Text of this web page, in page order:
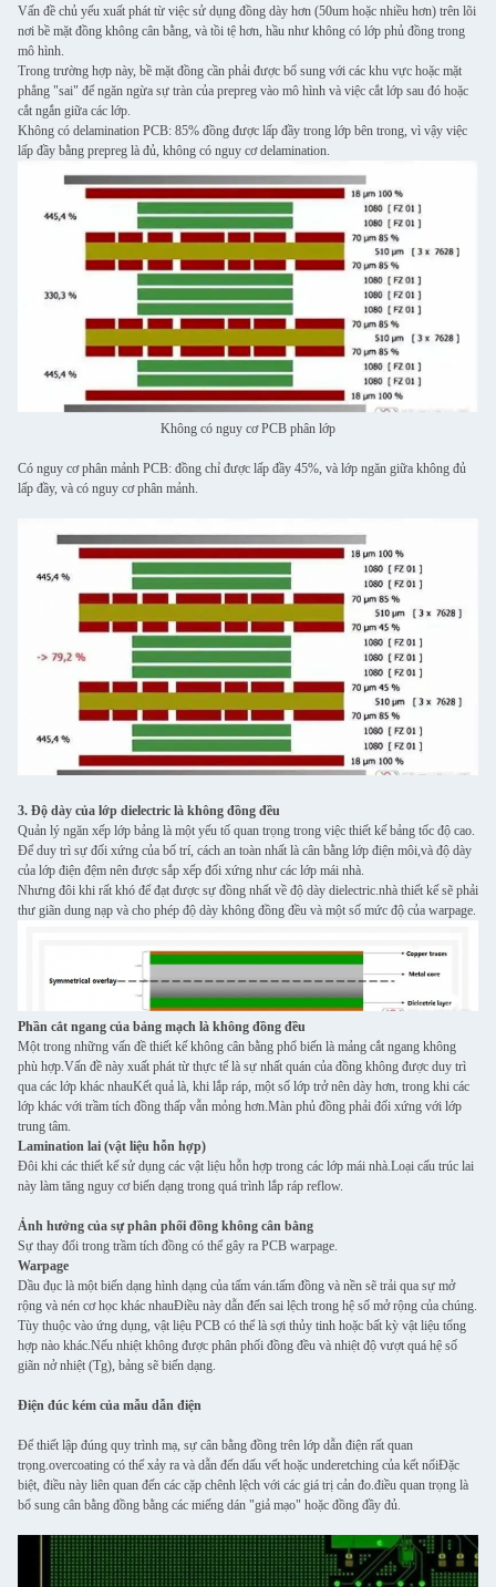
Vấn đề chủ yếu xuất phát từ việc sử dụng đồng dày hơn (50um hoặc nhiều hơn) trên lõi
nơi bề mặt đồng không cân bằng, và tồi tệ hơn, hầu như không có lớp phủ đồng trong
mô hình.
Trong trường hợp này, bề mặt đồng cần phải được bổ sung với các khu vực hoặc mặt
phẳng "sai" để ngăn ngừa sự tràn của prepreg vào mô hình và việc cắt lớp sau đó hoặc
cắt ngắn giữa các lớp.
Không có delamination PCB: 85% đồng được lấp đầy trong lớp bên trong, vì vậy việc
lấp đầy bằng prepreg là đủ, không có nguy cơ delamination.
Không có nguy cơ PCB phân lớp
Có nguy cơ phân mảnh PCB: đồng chỉ được lấp đầy 45%, và lớp ngăn giữa không đủ
lấp đầy, và có nguy cơ phân mảnh.
3. Độ dày của lớp dielectric là không đồng đều
Quản lý ngăn xếp lớp bảng là một yếu tố quan trọng trong việc thiết kế bảng tốc độ cao.
Để duy trì sự đối xứng của bố trí, cách an toàn nhất là cân bằng lớp điện môi,và độ dày
của lớp điện đệm nên được sắp xếp đối xứng như các lớp mái nhà.
Nhưng đôi khi rất khó để đạt được sự đồng nhất về độ dày dielectric.nhà thiết kế sẽ phải
thư giãn dung nạp và cho phép độ dày không đồng đều và một số mức độ của warpage.
Phần cắt ngang của bảng mạch là không đồng đều
Một trong những vấn đề thiết kế không cân bằng phổ biến là mảng cắt ngang không
phù hợp.Vấn đề này xuất phát từ thực tế là sự nhất quán của đồng không được duy trì
qua các lớp khác nhauKết quả là, khi lắp ráp, một số lớp trở nên dày hơn, trong khi các
lớp khác với trầm tích đồng thấp vẫn mỏng hơn.Màn phủ đồng phải đối xứng với lớp
trung tâm.
Lamination lai (vật liệu hỗn hợp)
Đôi khi các thiết kế sử dụng các vật liệu hỗn hợp trong các lớp mái nhà.Loại cấu trúc lai
này làm tăng nguy cơ biến dạng trong quá trình lắp ráp reflow.
Ảnh hưởng của sự phân phối đồng không cân bằng
Sự thay đổi trong trầm tích đồng có thể gây ra PCB warpage.
Warpage
Dầu đục là một biến dạng hình dạng của tấm ván.tấm đồng và nền sẽ trải qua sự mở
rộng và nén cơ học khác nhauĐiều này dẫn đến sai lệch trong hệ số mở rộng của chúng.
Tùy thuộc vào ứng dụng, vật liệu PCB có thể là sợi thủy tinh hoặc bất kỳ vật liệu tổng
hợp nào khác.Nếu nhiệt không được phân phối đồng đều và nhiệt độ vượt quá hệ số
giãn nở nhiệt (Tg), bảng sẽ biến dạng.
Điện đúc kém của mẫu dẫn điện
Để thiết lập đúng quy trình mạ, sự cân bằng đồng trên lớp dẫn điện rất quan
trọng.overcoating có thể xảy ra và dẫn đến dấu vết hoặc underetching của kết nốiĐặc
biệt, điều này liên quan đến các cặp chênh lệch với các giá trị cản đo.điều quan trọng là
bổ sung cân bằng đồng bằng các miếng dán "giả mạo" hoặc đồng đầy đủ.